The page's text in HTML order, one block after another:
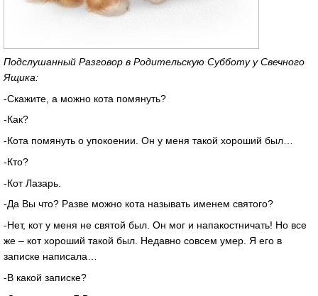
Подслушанный Разговор в Родительскую Субботу у Свечного
Ящика:
-Скажите, а можно кота помянуть?
-Как?
-Кота помянуть о упокоении. Он у меня такой хороший был…
-Кто?
-Кот Лазарь.
-Да Вы что? Разве можно кота называть именем святого?
-Нет, кот у меня не святой был. Он мог и напакостничать! Но все
же – кот хороший такой был. Недавно совсем умер. Я его в
записке написала…
-В какой записке?